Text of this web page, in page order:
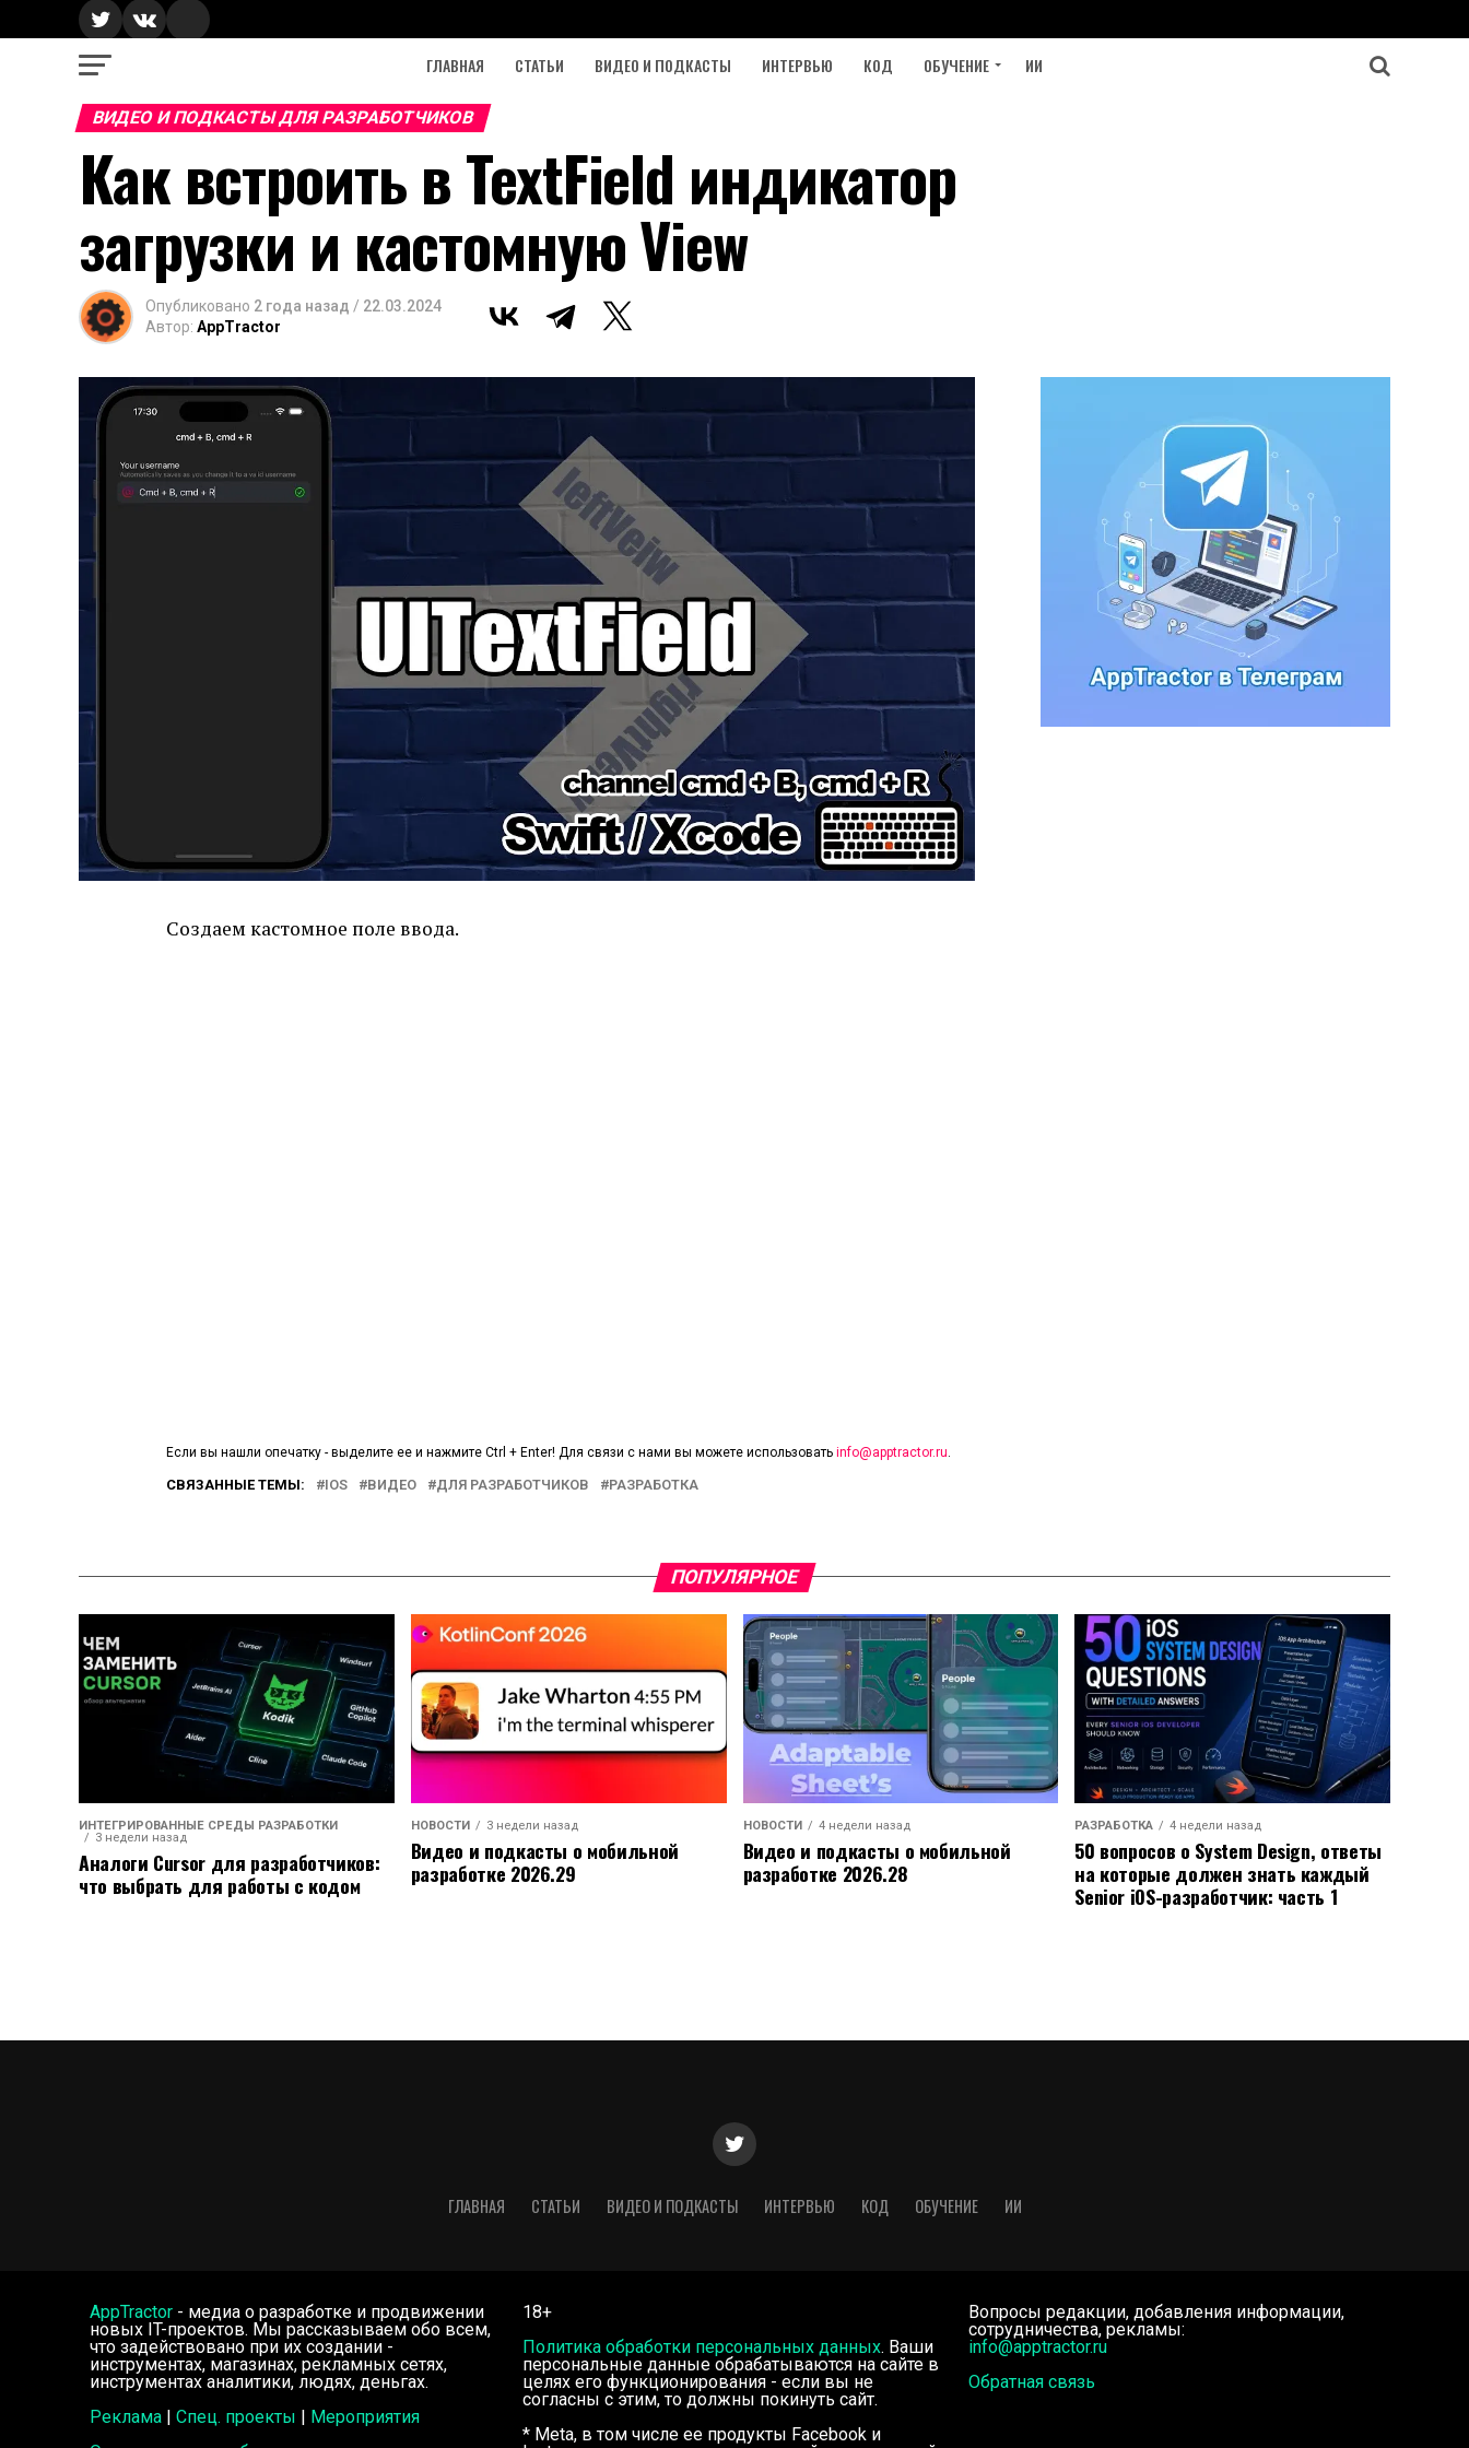
ГЛАВНАЯ СТАТЬИ ВИДЕО И ПОДКАСТЫ ИНТЕРВЬЮ КОД ОБУЧЕНИЕ ИИ
ВИДЕО И ПОДКАСТЫ ДЛЯ РАЗРАБОТЧИКОВ
Как встроить в TextField индикатор
загрузки и кастомную View
Опубликовано 2 года назад / 22.03.2024
Автор: AppTractor
Создаем кастомное поле ввода.
Если вы нашли опечатку - выделите ее и нажмите Ctrl + Enter! Для связи с нами вы можете использовать info@apptractor.ru
СВЯЗАННЫЕ ТЕМЫ: IOS ВИДЕО ДЛЯ РАЗРАБОТЧИКОВ РАЗРАБОТКА
ПОПУЛЯРНОЕ
ИНТЕГРИРОВАННЫЕ СРЕДЫ РАЗРАБОТКИ
3 недели назад
Аналоги Cursor для разработчиков:
что выбрать для работы с кодом
НОВОСТИ 3 недели назад
Видео и подкасты о мобильной
разработке 2026.29
НОВОСТИ 4 недели назад
Видео и подкасты о мобильной
разработке 2026.28
РАЗРАБОТКА 4 недели назад
50 вопросов о System Design, ответы
на которые должен знать каждый
Senior iOS-разработчик: часть 1
ГЛАВНАЯ СТАТЬИ ВИДЕО И ПОДКАСТЫ ИНТЕРВЬЮ КОД ОБУЧЕНИЕ ИИ
AppTractor - медиа о разработке и продвижении
новых IT-проектов. Мы рассказываем обо всем,
что задействовано при их создании -
инструментах, магазинах, рекламных сетях,
инструментах аналитики, людях, деньгах.
Реклама | Спец. проекты | Мероприятия
18+
Политика обработки персональных данных. Ваши
персональные данные обрабатываются на сайте в
целях его функционирования - если вы не
согласны с этим, то должны покинуть сайт.
* Meta, в том числе ее продукты Facebook и
Вопросы редакции, добавления информации,
сотрудничества, рекламы:
info@apptractor.ru
Обратная связь